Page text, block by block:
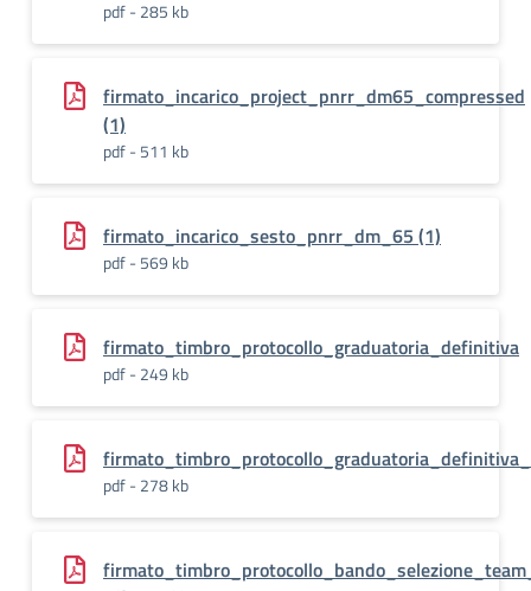
pdf - 285 kb
firmato_incarico_project_pnrr_dm65_compressed
(1)
pdf - 511 kb
firmato_incarico_sesto_pnrr_dm_65 (1)
pdf - 569 kb
firmato_timbro_protocollo_graduatoria_definitiva
pdf - 249 kb
pdf - 278 kb